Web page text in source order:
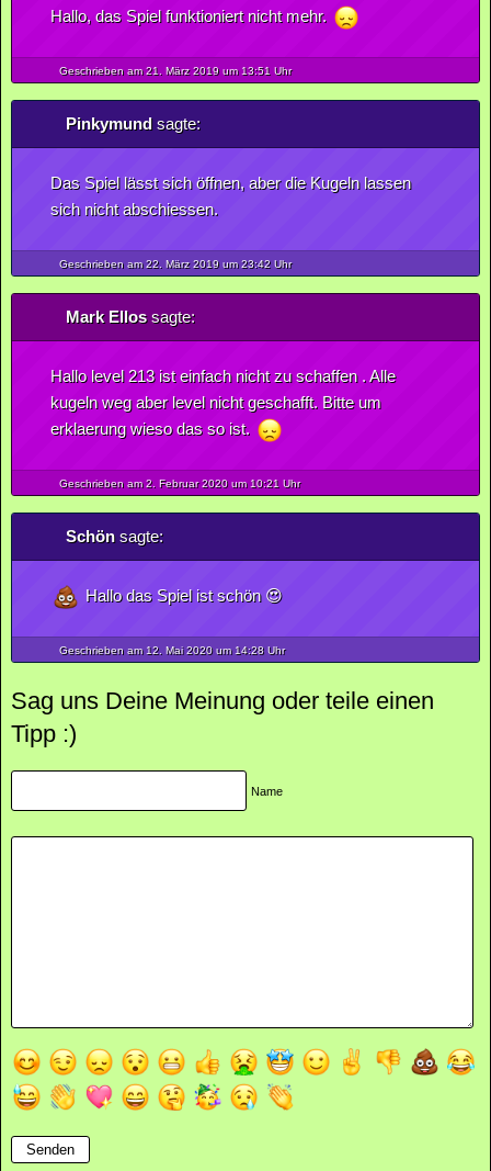
Hallo, das Spiel funktioniert nicht mehr.
Geschrieben am 21. März2019um 13:51 Uhr
Pinkymundsagte:
Das Spiel lässt sich öffnen, aber die Kugeln lassen
sich nicht abschiessen.
Geschrieben am 22. März2019um 23:42 Uhr
Mark Ellossagte:
Hallo level 213 ist einfach nicht zu schaffen . Alle
kugeln weg aber level nicht geschafft. Bitte um
erklaerung wieso das so ist.
Geschrieben am 2. Februar2020um 10:21 Uhr
Schönsagte:
Hallo das Spiel ist schön 😍
Geschrieben am 12. Mai2020um 14:28 Uhr
Sag uns Deine Meinung oder teile einen
Tipp :)
Name